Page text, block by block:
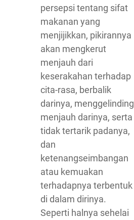
persepsi tentang sifat
makanan yang
menjijikkan, pikirannya
akan mengkerut
menjauh dari
keserakahan terhadap
cita-rasa, berbalik
darinya, menggelinding
menjauh darinya, serta
tidak tertarik padanya,
dan
ketenangseimbangan
atau kemuakan
terhadapnya terbentuk
di dalam dirinya.
Seperti halnya sehelai